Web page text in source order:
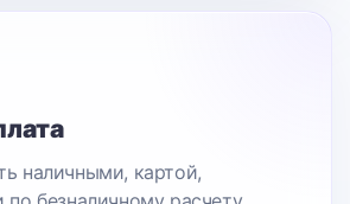
наличными, картой,